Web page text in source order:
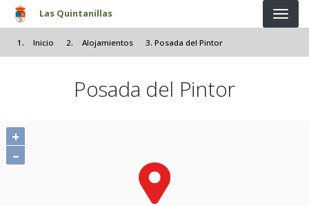
Pasar al contenido principal
Las Quintanillas
Inicio Alojamientos Posada del Pintor
Posada del Pintor
+
–